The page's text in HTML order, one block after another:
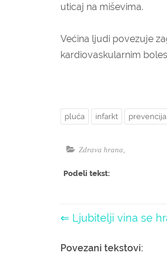
uticaj na miševima.
Većina ljudi povezuje
kardiovaskularnim
pluća infarkt prevencija
Zdrava hrana
Podeli tekst:
⇐ Ljubitelji vina se
Povezani tekstovi: